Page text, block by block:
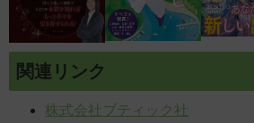
関連リンク
株式会社ブティック社